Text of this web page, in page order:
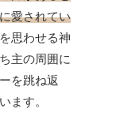
愛されてい
思わせる神
主の周囲に
を跳ね返
ます。